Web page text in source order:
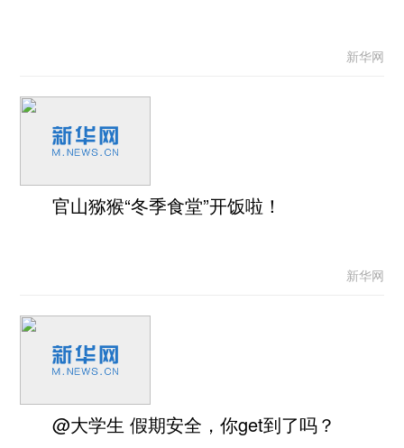
新华网
官山猕猴“冬季食堂”开饭啦！
新华网
@大学生 假期安全，你get到了吗？